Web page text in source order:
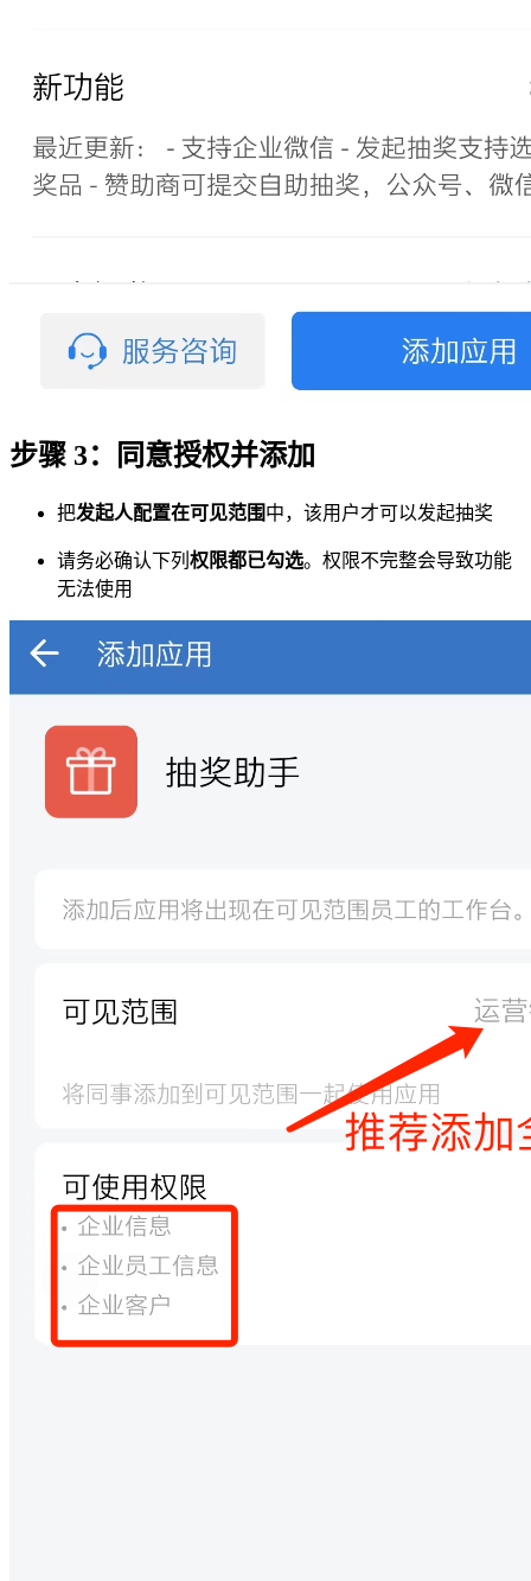
步骤 3：同意授权并添加
把发起人配置在可见范围中，该用户才可以发起抽奖
请务必确认下列 权限都已勾选。权限不完整会导致功能
无法使用